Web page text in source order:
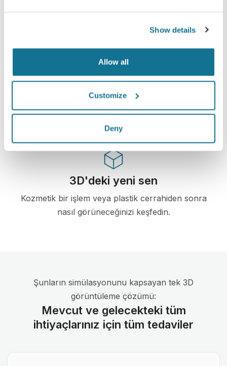
Show details
Allow all
Customize
Deny
Yüksek teknoloji
Plastik cerrahi ve estetik prosedürler için 100'dan
fazla ülkede doktorlar tarafından kullanılan ve
önerilen ilk web tabanlı 3D simülatörü.
3D'deki yeni sen
Kozmetik bir işlem veya plastik cerrahiden sonra
nasıl görüneceğinizi keşfedin.
Şunların simülasyonunu kapsayan tek 3D
görüntüleme çözümü:
Mevcut ve gelecekteki tüm
ihtiyaçlarınız için tüm tedaviler